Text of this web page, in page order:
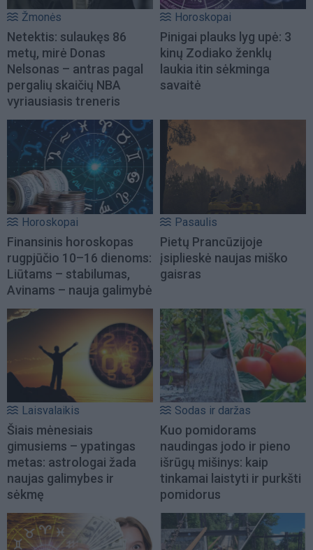
Žmonės
Netektis: sulaukęs 86
metų, mirė Donas
Nelsonas – antras pagal
pergalių skaičių NBA
vyriausiasis treneris
Horoskopai
Pinigai plauks lyg upė: 3
kinų Zodiako ženklų
laukia itin sėkminga
savaitė
Horoskopai
Finansinis horoskopas
rugpjūčio 10–16 dienoms:
Liūtams – stabilumas,
Avinams – nauja galimybė
Pasaulis
Pietų Prancūzijoje
įsiplieskė naujas miško
gaisras
Laisvalaikis
Šiais mėnesiais
gimusiems – ypatingas
metas: astrologai žada
naujas galimybes ir
sėkmę
Sodas ir daržas
Kuo pomidorams
naudingas jodo ir pieno
išrūgų mišinys: kaip
tinkamai laistyti ir purkšti
pomidorus